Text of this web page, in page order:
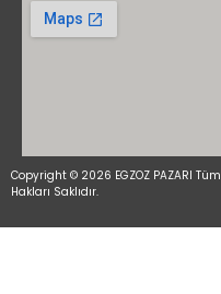
Copyright © 2026 EGZOZ PAZARI Tüm
Hakları Saklıdır.